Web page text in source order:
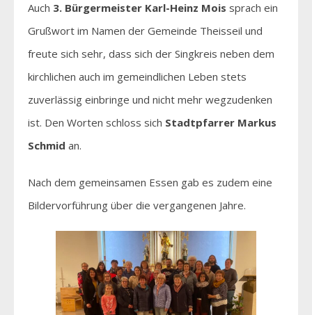
Auch 3. Bürgermeister Karl-Heinz Mois sprach ein
Grußwort im Namen der Gemeinde Theisseil und
freute sich sehr, dass sich der Singkreis neben dem
kirchlichen auch im gemeindlichen Leben stets
zuverlässig einbringe und nicht mehr wegzudenken
ist. Den Worten schloss sich Stadtpfarrer Markus
Schmid an.
Nach dem gemeinsamen Essen gab es zudem eine
Bildervorführung über die vergangenen Jahre.